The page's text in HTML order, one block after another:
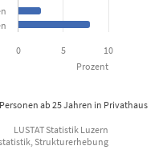
ab 25 Jahren in
Prozent
0 5 10
LUSTAT Statistik Luzern
Strukturerhebung